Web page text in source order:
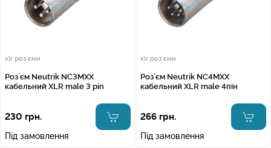
xlr роз`єми
Роз`єм Neutrik NC3MXX
кабельний XLR male 3 pin
230 грн.
Під замовлення
xlr роз`єми
Роз`єм Neutrik NC4MXX
кабельний XLR male 4пін
266 грн.
Під замовлення